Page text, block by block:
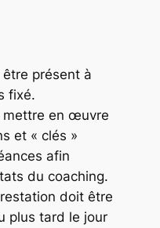
être présent à
fixé.
mettre en œuvre
et « clés »
afin
du coaching.
doit être
plus tard le jour